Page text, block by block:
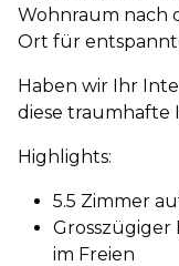
Wohnraum nach
Ort für
Haben wir Ihr
diese traumhafte
Highlights:
5.5 Zimmer
im Freien